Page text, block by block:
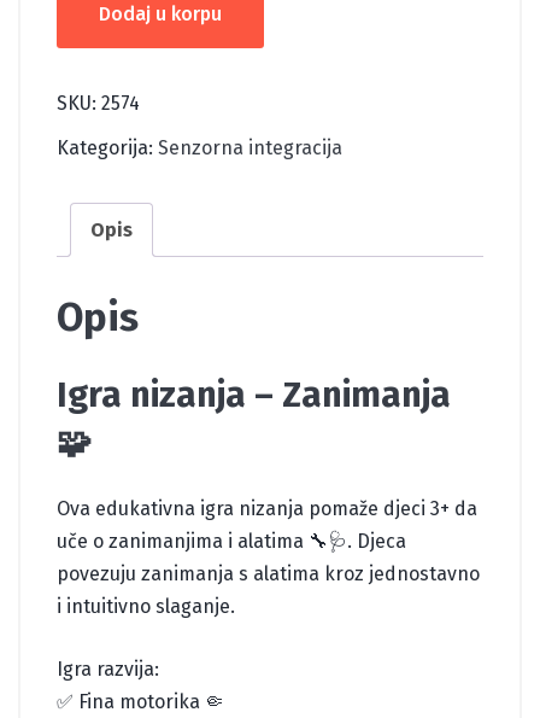
NIZANJA-
količina
Dodaj u korpu
SKU: 2574
Kategorija: Senzorna integracija
Opis
Opis
Igra nizanja – Zanimanja
🧩
Ova edukativna igra nizanja pomaže djeci 3+ da
uče o zanimanjima i alatima 🔧🩺. Djeca
povezuju zanimanja s alatima kroz jednostavno
i intuitivno slaganje.
Igra razvija:
✅ Fina motorika 🤏